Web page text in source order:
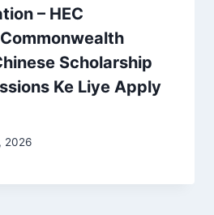
– HEC
Scholarship
Ke Liye Apply
2026